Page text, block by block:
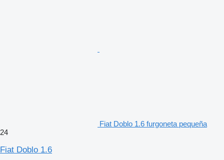
Fiat Doblo 1.6 furgoneta pequeña
24
Fiat Doblo 1.6